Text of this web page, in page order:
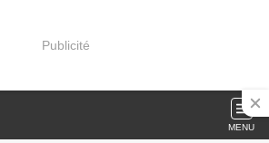
Publicité
MENU